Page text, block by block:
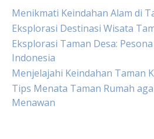
Menikmati Keindahan Alam di
Eksplorasi Destinasi Wisata
Eksplorasi Taman Desa:
Indonesia
Menjelajahi Keindahan Taman
Tips Menata Taman Rumah
Menawan